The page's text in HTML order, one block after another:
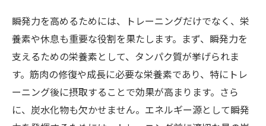
瞬発力を高めるためには、トレーニングだけでなく、栄
養素や休息も重要な役割を果たします。まず、瞬発力を
支えるための栄養素として、タンパク質が挙げられま
す。筋肉の修復や成長に必要な栄養素であり、特にトレ
ーニング後に摂取することで効果が高まります。さら
に、炭水化物も欠かせません。エネルギー源として瞬発